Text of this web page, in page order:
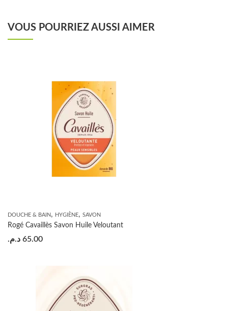
VOUS POURRIEZ AUSSI AIMER
DOUCHE & BAIN, HYGIÈNE, SAVON
Rogé Cavaillès Savon Huile Veloutant
65.00 د.م.